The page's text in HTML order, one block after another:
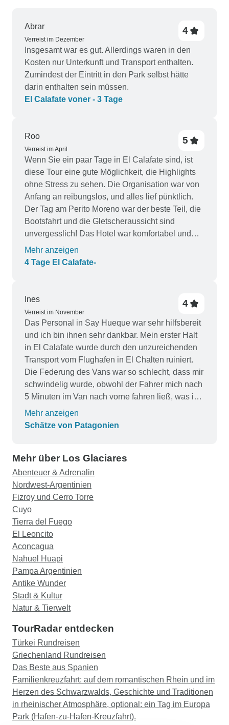
Abrar
Verreist im Dezember
4
Insgesamt war es gut. Allerdings waren in den
Kosten nur Unterkunft und Transport enthalten.
Zumindest der Eintritt in den Park selbst hätte
darin enthalten sein müssen.
El Calafate voner - 3 Tage
Roo
Verreist im April
5
Wenn Sie ein paar Tage in El Calafate sind, ist
diese Tour eine gute Möglichkeit, die Highlights
ohne Stress zu sehen. Die Organisation war von
Anfang an reibungslos, und alles lief pünktlich.
Der Tag am Perito Moreno war der beste Teil, die
Bootsfahrt und die Gletscheraussicht sind
unvergesslich! Das Hotel war komfortabel und
das Personal sehr freundlich. Absolut
empfehlenswert für einen schnellen, aber
Mehr anzeigen
4 Tage El Calafate-
Ines
Verreist im November
4
Das Personal in Say Hueque war sehr hilfsbereit
und ich bin ihnen sehr dankbar. Mein erster Halt
in El Calafate wurde durch den unzureichenden
Transport vom Flughafen in El Chalten ruiniert.
Die Federung des Vans war so schlecht, dass mir
schwindelig wurde, obwohl der Fahrer mich nach
5 Minuten im Van nach vorne fahren ließ, was ich
nicht ertragen konnte, weil mir so schwindelig
wurde. Ich hätte mir allerdings gewünscht, dass in
gewesen wären. Ich musste mich mit der sehr
einfachen Karte im Hotel abmühen, um ein paar
von ihnen zu finden. Der Transport von und nach
Puerto Natales war einfach, mit bequemen und
sauberen Bussen. Die Exkursion zum Prito
Moreno Galcier war ein Höhepunkt der ganzen
Reise. Ein guter Van und ein ausgezeichneter,
professioneller Führer. Alle Hotels waren
akzeptabel, mit nettem und hilfsbereitem
Personal. Der einzige inakzeptable Teil war, sehr
zu meiner Enttäuschung, der Ausflug zu den
Torres del Paine. Der Reiseleiter war grauenhaft,
hielt sich selbst aber für witzig und sympathisch.
herausgefunden, dass wir ganz einfach zu den
Salto Grande-Wasserfällen hätten fahren können
und dass es einige Wanderwege gibt, die an den
Einrichtungen dort beginnen. Die einzige
Wanderung, die wir machen durften, war ein 10-
minütiger Weg zum Watt eines der Seen! Und der
Ausflug zu den Höhlen war eine Verschwendung
von Zeit und Geld.
Mehr anzeigen
Schätze von Patagonien
Mehr über Los Glaciares
Abenteuer & Adrenalin
Nordwest-Argentinien
Fizroy und Cerro Torre
Cuyo
Tierra del Fuego
El Leoncito
Aconcagua
Nahuel Huapi
Pampa Argentinien
Antike Wunder
Stadt & Kultur
Natur & Tierwelt
TourRadar entdecken
Türkei Rundreisen
Griechenland Rundreisen
Das Beste aus Spanien
Familienkreuzfahrt: auf dem romantischen Rhein und im
Herzen des Schwarzwalds, Geschichte und Traditionen
in rheinischer Atmosphäre, optional: ein Tag im Europa
Park (Hafen-zu-Hafen-Kreuzfahrt).